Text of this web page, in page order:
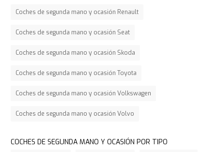
Coches de segunda mano y ocasión Renault
Coches de segunda mano y ocasión Seat
Coches de segunda mano y ocasión Skoda
Coches de segunda mano y ocasión Toyota
Coches de segunda mano y ocasión Volkswagen
Coches de segunda mano y ocasión Volvo
COCHES DE SEGUNDA MANO Y OCASIÓN POR TIPO